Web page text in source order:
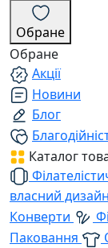
Обране
Обране
Акції
Новини
Блог
Каталог
власний
Конверти
Паковання